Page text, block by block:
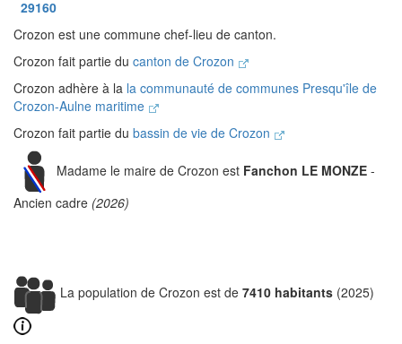
29160
Crozon est une commune chef-lieu de canton.
Crozon fait partie du canton de Crozon
Crozon adhère à la la communauté de communes Presqu'île de
Crozon-Aulne maritime
Crozon fait partie du bassin de vie de Crozon
Madame le maire de Crozon est Fanchon LE MONZE -
Ancien cadre (2026)
La population de Crozon est de 7410 habitants (2025)